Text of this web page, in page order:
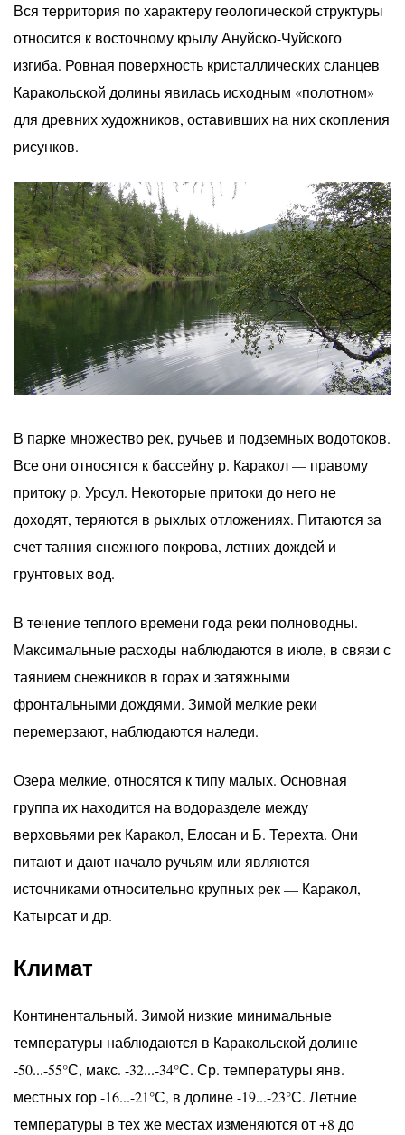
Вся территория по характеру геологической структуры
относится к восточному крылу Ануйско-Чуйского
изгиба. Ровная поверхность кристаллических сланцев
Каракольской долины явилась исходным «полотном»
для древних художников, оставивших на них скопления
рисунков.
В парке множество рек, ручьев и подземных водотоков.
Все они относятся к бассейну р. Каракол — правому
притоку р. Урсул. Некоторые притоки до него не
доходят, теряются в рыхлых отложениях. Питаются за
счет таяния снежного покрова, летних дождей и
грунтовых вод.
В течение теплого времени года реки полноводны.
Максимальные расходы наблюдаются в июле, в связи с
таянием снежников в горах и затяжными
фронтальными дождями. Зимой мелкие реки
перемерзают, наблюдаются наледи.
Озера мелкие, относятся к типу малых. Основная
группа их находится на водоразделе между
верховьями рек Каракол, Елосан и Б. Терехта. Они
питают и дают начало ручьям или являются
источниками относительно крупных рек — Каракол,
Катырсат и др.
Климат
Континентальный. Зимой низкие минимальные
температуры наблюдаются в Каракольской долине
-50...-55°С, макс. -32...-34°С. Ср. температуры янв.
местных гор -16...-21°С, в долине -19...-23°С. Летние
температуры в тех же местах изменяются от +8 до